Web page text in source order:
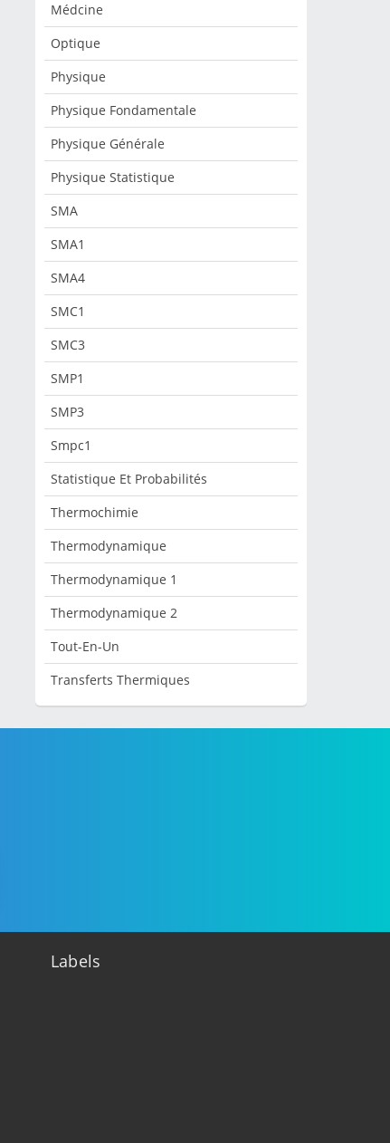
Médcine
Optique
Physique
Physique Fondamentale
Physique Générale
Physique Statistique
SMA
SMA1
SMA4
SMC1
SMC3
SMP1
SMP3
Smpc1
Statistique Et Probabilités
Thermochimie
Thermodynamique
Thermodynamique 1
Thermodynamique 2
Tout-En-Un
Transferts Thermiques
Labels